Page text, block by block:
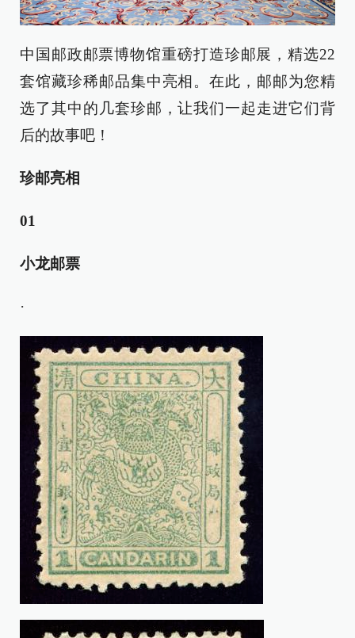
中国邮政邮票博物馆重磅打造珍邮展，精选22
套馆藏珍稀邮品集中亮相。在此，邮邮为您精
选了其中的几套珍邮，让我们一起走进它们背
后的故事吧！
珍邮亮相
01
小龙邮票
·